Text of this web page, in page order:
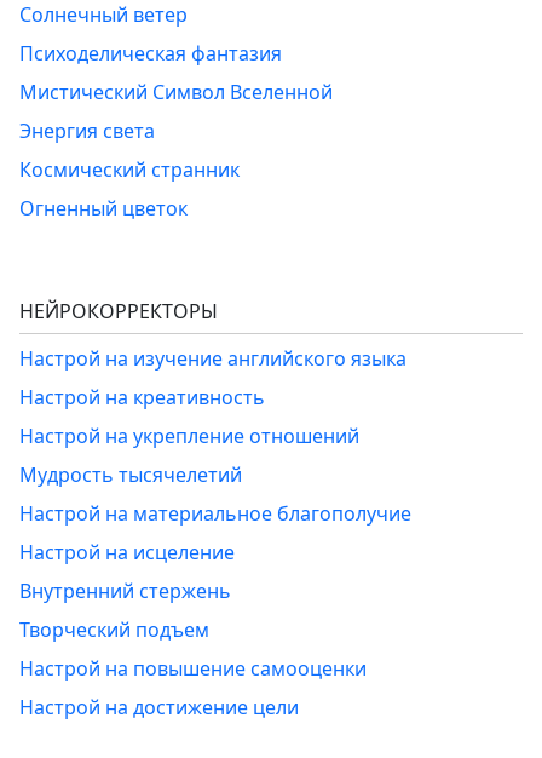
Солнечный ветер
Психоделическая фантазия
Мистический Символ Вселенной
Энергия света
Космический странник
Огненный цветок
НЕЙРОКОРРЕКТОРЫ
Настрой на изучение английского языка
Настрой на креативность
Настрой на укрепление отношений
Мудрость тысячелетий
Настрой на материальное благополучие
Настрой на исцеление
Внутренний стержень
Творческий подъем
Настрой на повышение самооценки
Настрой на достижение цели